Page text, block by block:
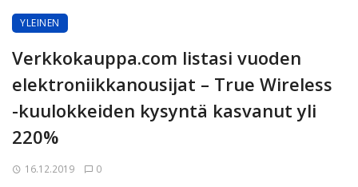
YLEINEN
Verkkokauppa.com listasi vuoden
elektroniikkanousijat – True Wireless
-kuulokkeiden kysyntä kasvanut yli
220%
16.12.2019 0